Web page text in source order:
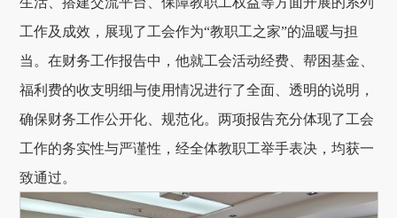
工作及成效，展现了工会作为“教职工之家”的温暖与担
当。在财务工作报告中，他就工会活动经费、帮困基金、
福利费的收支明细与使用情况进行了全面、透明的说明，
确保财务工作公开化、规范化。两项报告充分体现了工会
工作的务实性与严谨性，经全体教职工举手表决，均获一
致通过。